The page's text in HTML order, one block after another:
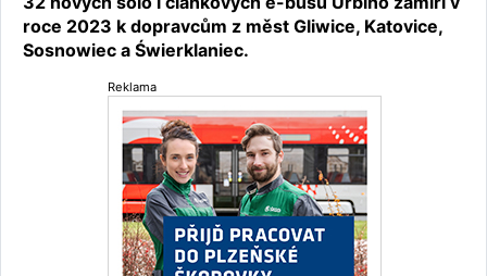
roce 2023 k dopravcům z měst Gliwice, Katovice,
Sosnowiec a Świerklaniec.
Reklama